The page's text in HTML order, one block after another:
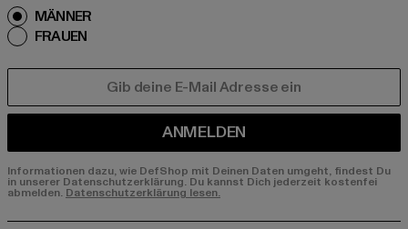
MÄNNER
FRAUEN
ANMELDEN
Informationen dazu, wie DefShop mit Deinen Daten umgeht, findest Du
in unserer Datenschutzerklärung. Du kannst Dich jederzeit kostenfei
abmelden. Datenschutzerklärung lesen.